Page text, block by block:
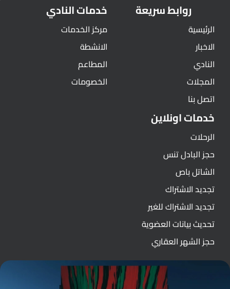
روابط سريعة
الرئيسية
الاخبار
النادي
المجلات
اتصل بنا
خدمات النادي
مركز الخدمات
الانشطة
المطاعم
الخصومات
خدمات اونلاين
الرحلات
حجز البادل تنس
الشاتل باص
تجديد الاشتراك
تجديد الاشتراك للغير
تحديث بيانات العضوية
حجز الشهر العقاري